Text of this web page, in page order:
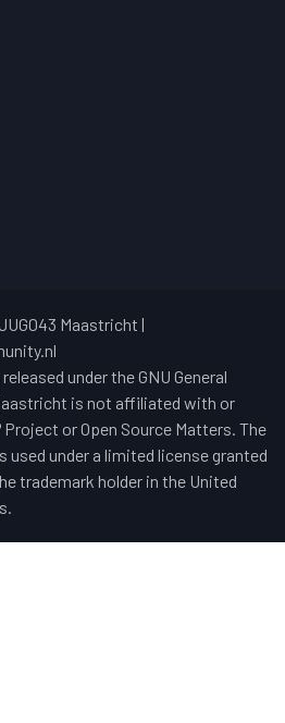
Maastricht |
under the GNU General
is not affiliated with or
or Open Source Matters. The
used under a limited license granted
trademark holder in the United